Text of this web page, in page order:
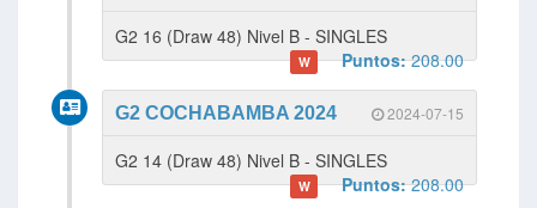
G2 16 (Draw 48) Nivel B - SINGLES
W Puntos:208.00
2024-07-15
G2 COCHABAMBA 2024
G2 14 (Draw 48) Nivel B - SINGLES
W Puntos:208.00